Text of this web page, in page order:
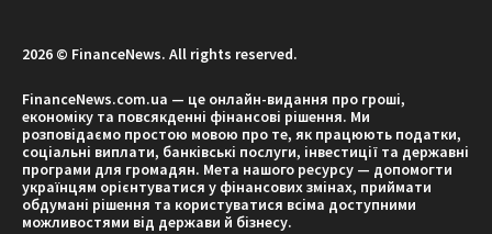
2026 © FinanceNews. All rights reserved.
FinanceNews.com.ua — це онлайн-видання про гроші,
економіку та повсякденні фінансові рішення. Ми
розповідаємо простою мовою про те, як працюють податки,
соціальні виплати, банківські послуги, інвестиції та державні
програми для громадян. Мета нашого ресурсу — допомогти
українцям орієнтуватися у фінансових змінах, приймати
обдумані рішення та користуватися всіма доступними
можливостями від держави й бізнесу.